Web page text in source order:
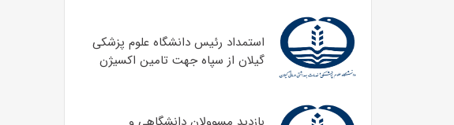
استمداد رئیس دانشگاه علوم پزشکی
گیلان از سپاه جهت تامین اکسیژن